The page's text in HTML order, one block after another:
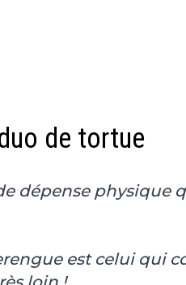
de tortue
dépense physique
est celui qui